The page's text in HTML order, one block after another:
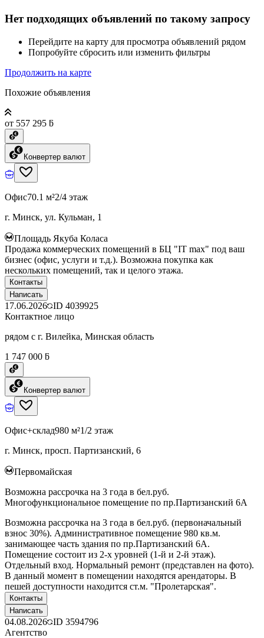
Нет подходящих объявлений по такому запросу
Перейдите на карту для просмотра объявлений рядом
Попробуйте сбросить или изменить фильтры
Продолжить на карте
Похожие объявления
от 557 295 ƃ
Конвертер валют
Офис70.1 м²2/4 этаж
г. Минск, ул. Кульман, 1
Площадь Якуба Коласа
Продажа коммерческих помещений в БЦ "IT max" под ваш
бизнес (офис, услуги и т.д.). Возможна покупка как
нескольких помещений, так и целого этажа.
Контакты
Написать
17.06.2026 ID 4039925
Контактное лицо
рядом с г. Вилейка, Минская область
1 747 000 ƃ
Конвертер валют
Офис+склад980 м²1/2 этаж
г. Минск, просп. Партизанский, 6
Первомайская
Возможна рассрочка на 3 года в бел.руб.
Многофункциональное помещение по пр.Партизанский 6А
Возможна рассрочка на 3 года в бел.руб. (первоначальный
взнос 30%). Административное помещение 980 кв.м.
занимающее часть здания по пр.Партизанский 6А.
Помещение состоит из 2-х уровней (1-й и 2-й этаж).
Отдельный вход. Нормальный ремонт (представлен на фото).
В данный момент в помещении находятся арендаторы. В
пешей доступности находится ст.м. "Пролетарская".
Контакты
Написать
04.08.2026 ID 3594796
Агентство